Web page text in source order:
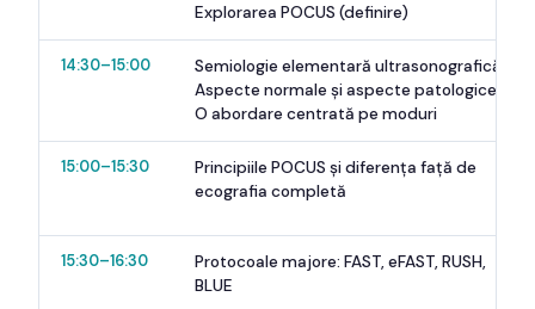
Explorarea POCUS (definire)
14:30–15:00
Semiologie elementară ultrasonografică.
Aspecte normale și aspecte patologice.
O abordare centrată pe moduri
15:00–15:30
Principiile POCUS și diferența față de
ecografia completă
15:30–16:30
Protocoale majore: FAST, eFAST, RUSH,
BLUE